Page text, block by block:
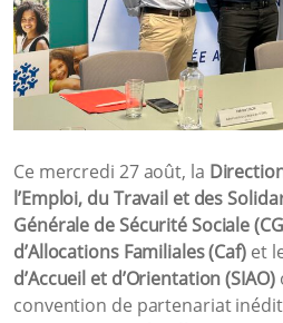
Ce mercredi 27 août, la
l’Emploi, du Travail et des
Générale de Sécurité Sociale
d’Allocations Familiales (Caf) et
d’Accueil et d’Orientation (SIAO)
convention de partenariat